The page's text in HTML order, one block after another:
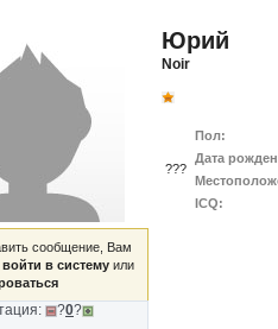
сообщение, Вам
войти в систему или
?0?
Юрий
Noir
???
Пол:
Дата
ICQ: